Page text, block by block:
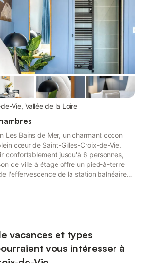
Vie, Vallée de la Loire
Les Bains de Mer, un charmant cocon
cœur de Saint-Gilles-Croix-de-Vie.
confortablement jusqu'à 6 personnes,
de ville à étage offre un pied-à-terre
l'effervescence de la station balnéaire
intimiste et son aménagement
vacances et types
vous intéresser à